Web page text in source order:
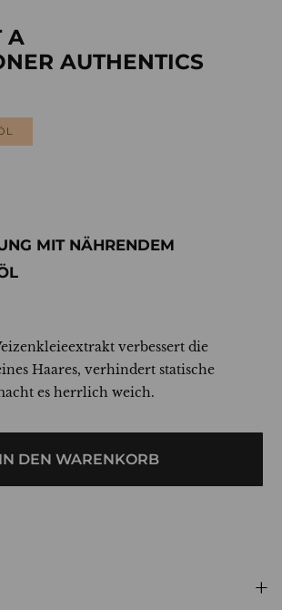
A
AUTHENTICS
MIT NÄHRENDEM
verbessert die
Haares, verhindert statische
es herrlich weich.
IN DEN WARENKORB